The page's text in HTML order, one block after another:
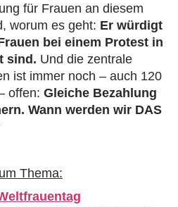
für Frauen an diesem
worum es geht: Er würdigt
bei einem Protest in
sind. Und die zentrale
ist immer noch – auch 120
offen: Gleiche Bezahlung
Wann werden wir DAS
Thema: